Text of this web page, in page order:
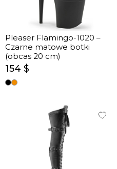
Pleaser Flamingo-1020 –
Czarne matowe botki
(obcas 20 cm)
154 $